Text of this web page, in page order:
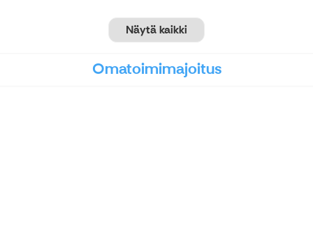
Näytä kaikki
Omatoimimajoitus